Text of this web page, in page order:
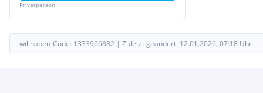
Privatperson
willhaben-Code: 1333966882 | Zuletzt geändert: 12.01.2026, 07:18 Uhr